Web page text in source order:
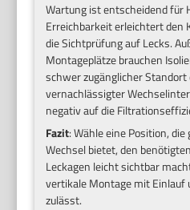
Wartung ist entscheidend für
Erreichbarkeit erleichtert den
die Sichtprüfung auf Lecks.
Montageplätze brauchen
schwer zugänglicher
vernachlässigter
negativ auf die
Fazit: Wähle eine Position,
Wechsel bietet, den
Leckagen leicht sichtbar
vertikale Montage mit Einlauf
zulässt.